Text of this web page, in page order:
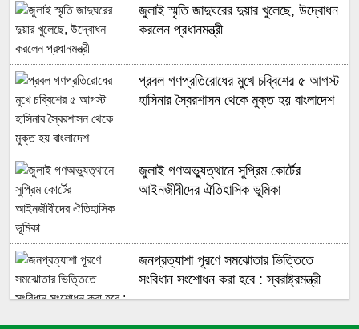
জুলাই স্মৃতি জাদুঘরের দুয়ার খুলেছে, উদ্বোধন
করলেন প্রধানমন্ত্রী
প্রবল গণপ্রতিরোধের মুখে চব্বিশের ৫ আগস্ট
হাসিনার স্বৈরশাসন থেকে মুক্ত হয় বাংলাদেশ
জুলাই গণঅভ্যুত্থানে সুপ্রিম কোর্টের
আইনজীবীদের ঐতিহাসিক ভূমিকা
জনপ্রত্যাশা পূরণে সমঝোতার ভিত্তিতে
সংবিধান সংশোধন করা হবে : স্বরাষ্ট্রমন্ত্রী